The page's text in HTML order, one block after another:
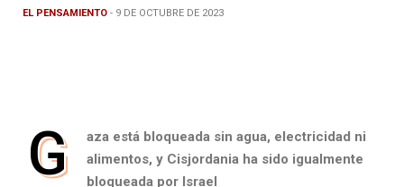
EL PENSAMIENTO - 9 DE OCTUBRE DE 2023
G
aza está bloqueada sin agua, electricidad ni
alimentos, y Cisjordania ha sido igualmente
bloqueada por Israel